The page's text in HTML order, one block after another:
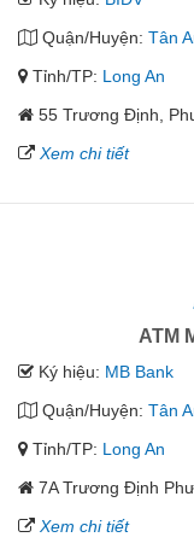
Quận/Huyện: Tân
Tỉnh/TP: Long An
55 Trương Định,
Xem chi tiết
ATM
Ký hiệu: MB Bank
Quận/Huyện: Tân
Tỉnh/TP: Long An
7A Trương Định
Xem chi tiết